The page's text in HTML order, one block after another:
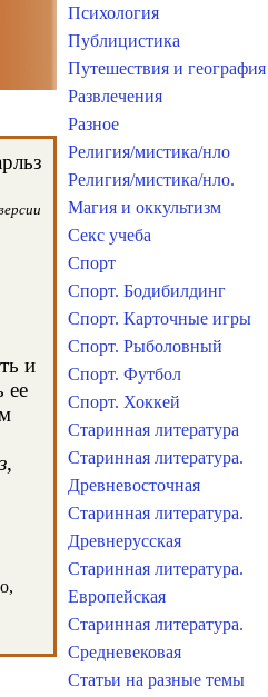
и
ее
,
Психология
Публицистика
Путешествия и география
Развлечения
Разное
Религия/мистика/нло
Религия/мистика/нло.
Магия и оккультизм
Секс учеба
Спорт
Спорт. Бодибилдинг
Спорт. Карточные игры
Спорт. Рыболовный
Спорт. Футбол
Спорт. Хоккей
Старинная литература
Старинная литература.
Древневосточная
Старинная литература.
Древнерусская
Старинная литература.
Европейская
Старинная литература.
Средневековая
Статьи на разные темы